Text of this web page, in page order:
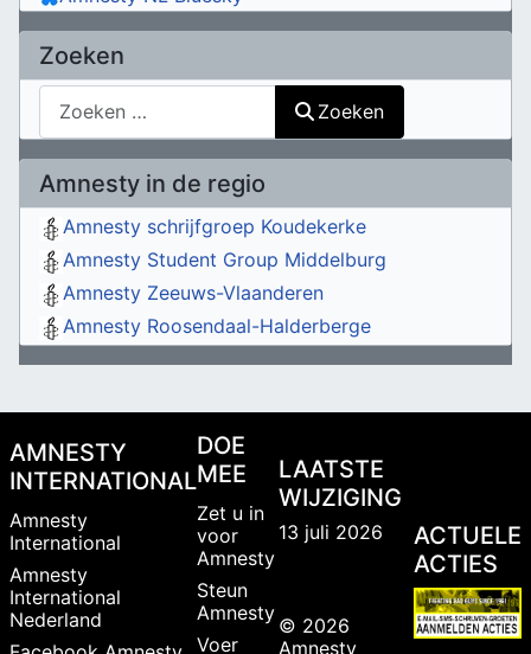
Zoeken
Zoeken
Zoeken
Amnesty in de regio
Amnesty schrijfgroep Koudekerke
Amnesty Student Group Middelburg
Amnesty Zeeuws-Vlaanderen
Amnesty Roosendaal-Halderberge
AMNESTY
INTERNATIONAL
Amnesty
International
Amnesty
International
Nederland
DOE
MEE
Zet u in
voor
Amnesty
Steun
Amnesty
Voer
LAATSTE
WIJZIGING
13 juli 2026
© 2026
Amnesty
ACTUELE
ACTIES